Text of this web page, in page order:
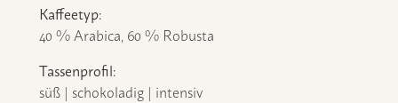
Kaffeetyp:
40 % Arabica, 60 % Robusta
Tassenprofil:
süß | schokoladig | intensiv